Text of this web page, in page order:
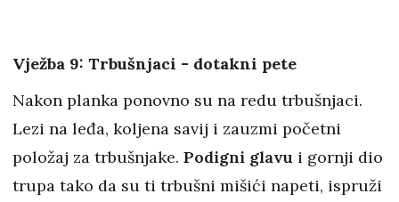
Vježba 9: Trbušnjaci - dotakni pete
Nakon planka ponovno su na redu trbušnjaci.
Lezi na leđa, koljena savij i zauzmi početni
položaj za trbušnjake. Podigni glavu i gornji dio
trupa tako da su ti trbušni mišići napeti, ispruži